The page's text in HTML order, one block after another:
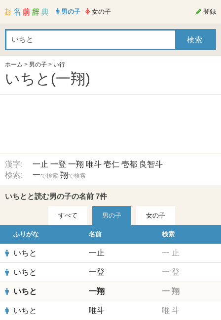
男の子 女の子 登録
ホーム > 男の子 > い行
いちと(一翔)
漢字: 一止 一登 一翔 唯斗 壱仁 壱都 良智斗
検索:
一で検索 翔で検索
いちとと読む男の子の名前 7件
すべて 男の子 女の子
ふりがな 名前 検索
いちと 一止 一 止
いちと 一登 一 登
いちと 一翔 一 翔
いちと 唯斗 唯 斗